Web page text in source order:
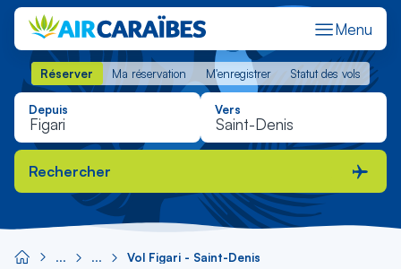
Menu
Réserver Ma réservation M'enregistrer Statut des vols
Réserver Ma réservation M'enregistrer Statut des vols
Depuis Vers
Rechercher
Vol Figari - Saint-Denis